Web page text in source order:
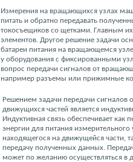
Измерения на вращающихся узлах
питать и обратно передавать
токосъещиков со щетками. Главным их
элементов. Другое решение задачи
батареи питания на вращающемся
у оборудования с фиксированными
вопрос передачи сигналов от
например разъемы или прижимные
Решением задачи передачи сигналов
движущихся частей является
Индуктивная связь обеспечивает как
энергии для питания измерительного
находящегося на движущейся части,
передачу полученных данных.
может по желанию осуществляться в